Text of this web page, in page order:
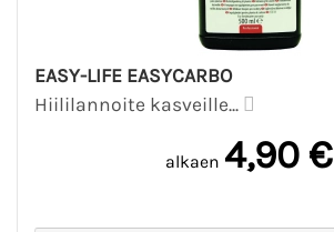
EASY-LIFE EASYCARBO
Hiililannoite kasveille...
alkaen 4,90 €